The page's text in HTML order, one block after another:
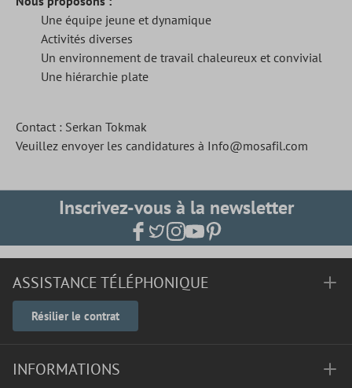
Une équipe jeune et dynamique
Activités diverses
Un environnement de travail chaleureux et convivial
Une hiérarchie plate
Contact : Serkan Tokmak
Veuillez envoyer les candidatures à Info@mosafil.com
Inscrivez-vous à la newsletter
ASSISTANCE TÉLÉPHONIQUE
Résilier le contrat
INFORMATIONS